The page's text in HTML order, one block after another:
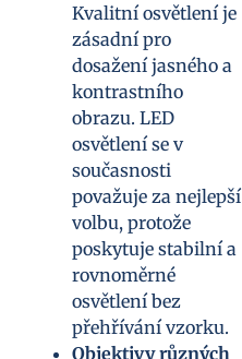
Kvalitní osvětlení je
zásadní pro
dosažení jasného a
kontrastního
obrazu. LED
osvětlení se v
současnosti
považuje za nejlepší
volbu, protože
poskytuje stabilní a
rovnoměrné
osvětlení bez
přehřívání vzorku.
Objektivy různých